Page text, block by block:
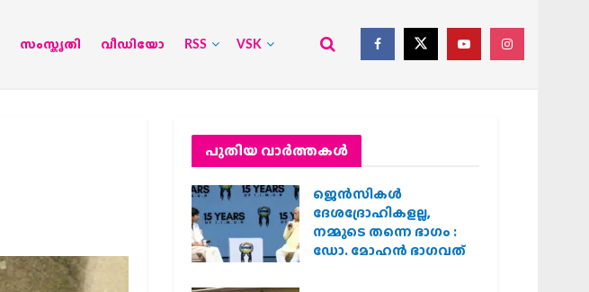
സംസ്കൃതി വീഡിയോ RSS VSK
പുതിയ വാര്‍ത്തകള്‍
ജെന്‍സികള്‍
ദേശദ്രോഹികളല്ല,
നമ്മുടെ തന്നെ ഭാഗം :
ഡോ. മോഹന്‍ ഭാഗവത്